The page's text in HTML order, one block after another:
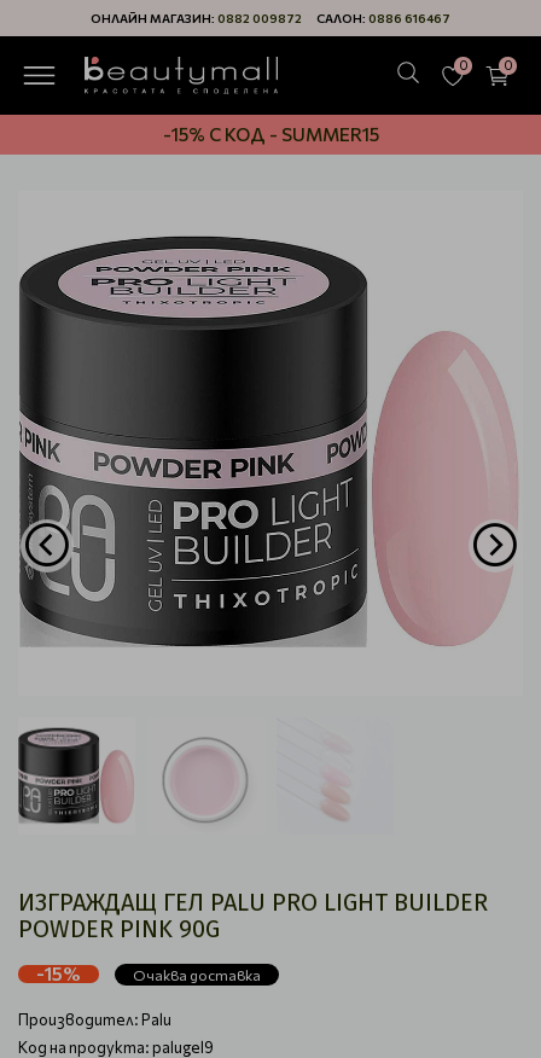
ОНЛАЙН МАГАЗИН: 0882 009872 САЛОН: 0886 616467
0 0
-15% С КОД - SUMMER15
ИЗГРАЖДАЩ ГЕЛ PALU PRO LIGHT BUILDER
POWDER PINK 90G
-15% Очаква доставка
Производител:Palu
Код на продукта: palugel9